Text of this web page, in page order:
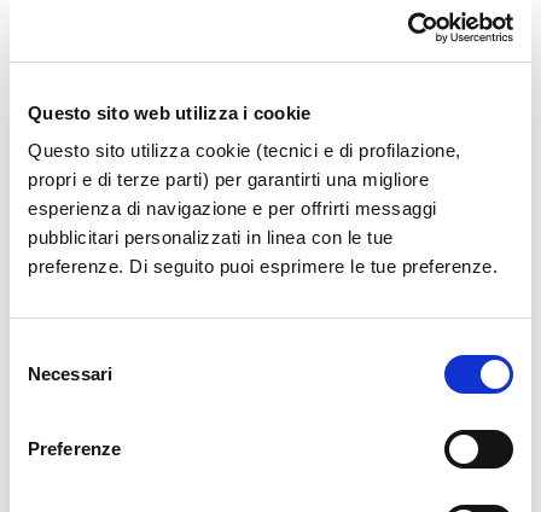
Questo sito web utilizza i cookie
Questo sito utilizza cookie (tecnici e di profilazione,
propri e di terze parti) per garantirti una migliore
esperienza di navigazione e per offrirti messaggi
pubblicitari personalizzati in linea con le tue
preferenze. Di seguito puoi esprimere le tue preferenze.
delNecessari
Preferenze